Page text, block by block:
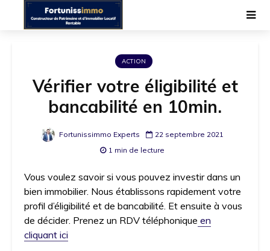
ACTION
Vérifier votre éligibilité et
bancabilité en 10min.
Fortunissimmo Experts
22 septembre 2021
1 min de lecture
Vous voulez savoir si vous pouvez investir dans un
bien immobilier. Nous établissons rapidement votre
profil d’éligibilité et de bancabilité. Et ensuite à vous
de décider. Prenez un RDV téléphonique en
cliquant ici